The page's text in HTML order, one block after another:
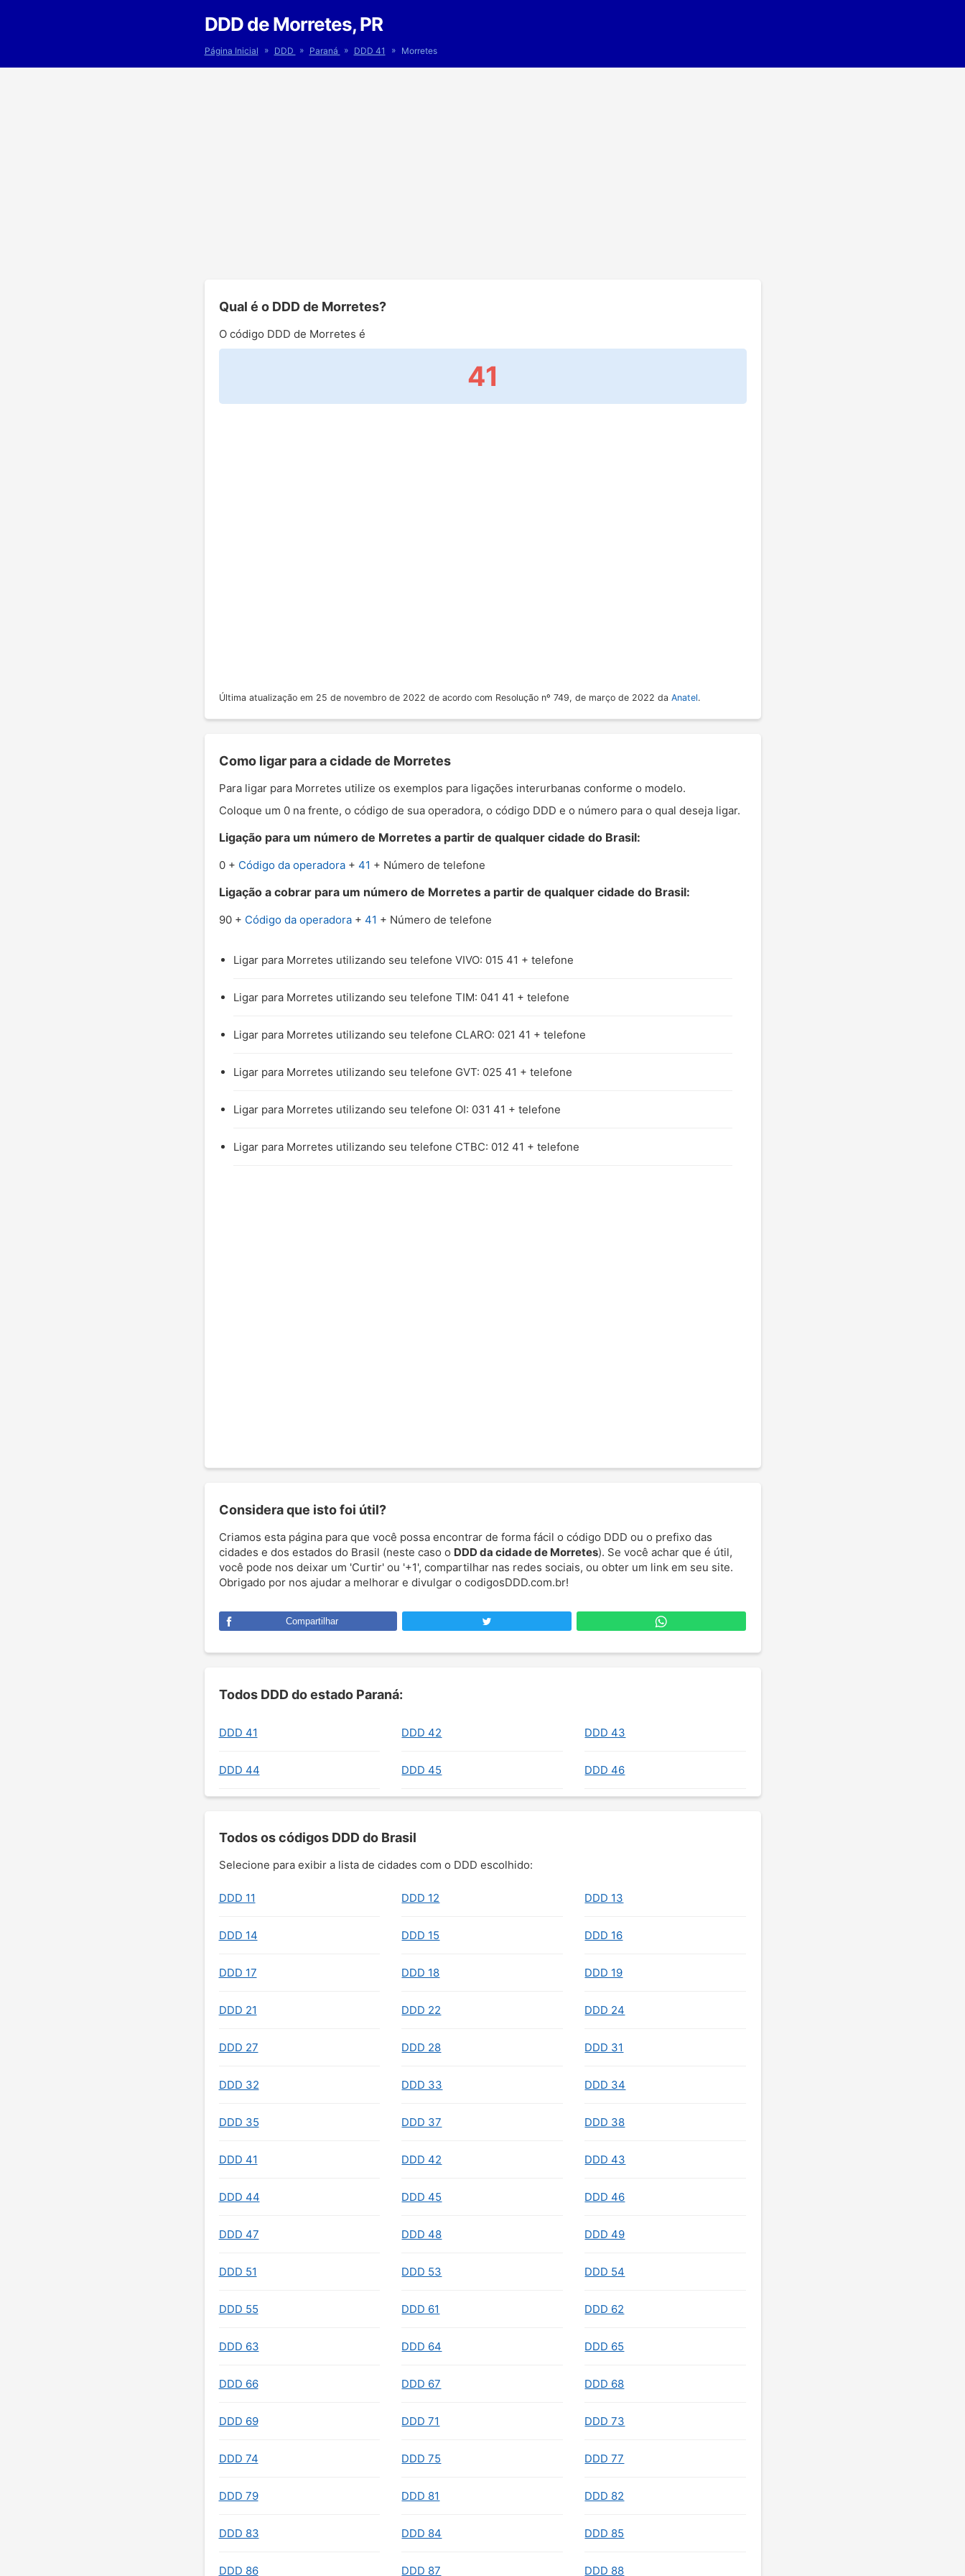
DDD de Morretes, PR
Página Inicial » DDD » Paraná » DDD 41 » Morretes
Qual é o DDD de Morretes?
O código DDD de Morretes é
41
Última atualização em 25 de novembro de 2022 de acordo com Resolução nº 749, de março de 2022 da Anatel.
Como ligar para a cidade de Morretes
Para ligar para Morretes utilize os exemplos para ligações interurbanas conforme o modelo.
Coloque um 0 na frente, o código de sua operadora, o código DDD e o número para o qual deseja ligar.
Ligação para um número de Morretes a partir de qualquer cidade do Brasil:
0 + Código da operadora+ 41 + Número de telefone
Ligação a cobrar para um número de Morretes a partir de qualquer cidade do Brasil:
90 + Código da operadora+ 41 + Número de telefone
Ligar para Morretes utilizando seu telefone VIVO: 015 41 + telefone
Ligar para Morretes utilizando seu telefone TIM: 041 41 + telefone
Ligar para Morretes utilizando seu telefone CLARO: 021 41 + telefone
Ligar para Morretes utilizando seu telefone GVT: 025 41 + telefone
Ligar para Morretes utilizando seu telefone OI: 031 41 + telefone
Ligar para Morretes utilizando seu telefone CTBC: 012 41 + telefone
Considera que isto foi útil?
Criamos esta página para que você possa encontrar de forma fácil o código DDD ou o prefixo das
cidades e dos estados do Brasil (neste caso o DDD da cidade de Morretes). Se você achar que é útil,
você pode nos deixar um 'Curtir' ou '+1', compartilhar nas redes sociais, ou obter um link em seu site.
Obrigado por nos ajudar a melhorar e divulgar o codigosDDD.com.br!
Compartilhar
Todos DDD do estado Paraná:
DDD 41 DDD 42 DDD 43
DDD 44 DDD 45 DDD 46
Todos os códigos DDD do Brasil
Selecione para exibir a lista de cidades com o DDD escolhido:
DDD 11 DDD 12 DDD 13
DDD 14 DDD 15 DDD 16
DDD 17 DDD 18 DDD 19
DDD 21 DDD 22 DDD 24
DDD 27 DDD 28 DDD 31
DDD 32 DDD 33 DDD 34
DDD 35 DDD 37 DDD 38
DDD 41 DDD 42 DDD 43
DDD 44 DDD 45 DDD 46
DDD 47 DDD 48 DDD 49
DDD 51 DDD 53 DDD 54
DDD 55 DDD 61 DDD 62
DDD 63 DDD 64 DDD 65
DDD 66 DDD 67 DDD 68
DDD 69 DDD 71 DDD 73
DDD 74 DDD 75 DDD 77
DDD 79 DDD 81 DDD 82
DDD 83 DDD 84 DDD 85
DDD 86 DDD 87 DDD 88